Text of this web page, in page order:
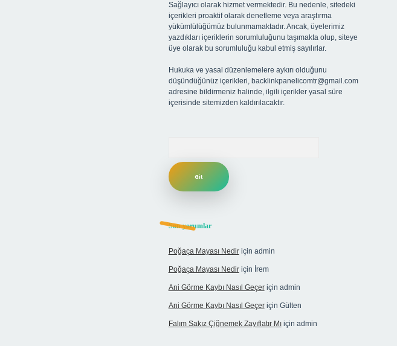
Sağlayıcı olarak hizmet vermektedir. Bu nedenle, sitedeki
içerikleri proaktif olarak denetleme veya araştırma
yükümlülüğümüz bulunmamaktadır. Ancak, üyelerimiz
yazdıkları içeriklerin sorumluluğunu taşımakta olup, siteye
üye olarak bu sorumluluğu kabul etmiş sayılırlar.
Hukuka ve yasal düzenlemelere aykırı olduğunu
düşündüğünüz içerikleri, backlinkpanelicomtr@gmail.com
adresine bildirmeniz halinde, ilgili içerikler yasal süre
içerisinde sitemizden kaldırılacaktır.
Son yorumlar
Poğaça Mayası Nediriçin admin
Poğaça Mayası Nediriçin İrem
Ani Görme Kaybı Nasıl Geçeriçin admin
Ani Görme Kaybı Nasıl Geçeriçin Gülten
Falım Sakız Çiğnemek Zayıflatır Mıiçin admin